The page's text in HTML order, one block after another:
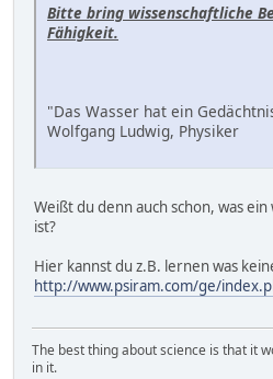
Bitte bring wissenschaftliche
Fähigkeit.
"Das Wasser hat ein
Wolfgang Ludwig, Physiker
Weißt du denn auch schon, was
ist?
Hier kannst du z.B. lernen was
http://www.psiram.com/ge/
The best thing about science is that it
in it.